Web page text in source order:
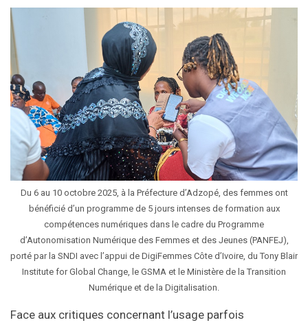
Du 6 au 10 octobre 2025, à la Préfecture d’Adzopé, des femmes ont
bénéficié d’un programme de 5 jours intenses de formation aux
compétences numériques dans le cadre du Programme
d’Autonomisation Numérique des Femmes et des Jeunes (PANFEJ),
porté par la SNDI avec l’appui de DigiFemmes Côte d’Ivoire, du Tony Blair
Institute for Global Change, le GSMA et le Ministère de la Transition
Numérique et de la Digitalisation.
Face aux critiques concernant l’usage parfois